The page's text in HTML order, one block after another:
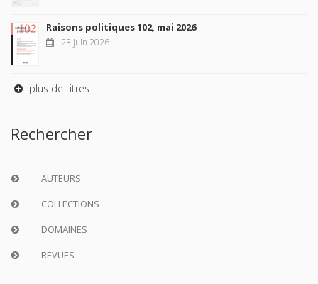
Raisons politiques 102, mai 2026
23 juin 2026
plus de titres
Rechercher
AUTEURS
COLLECTIONS
DOMAINES
REVUES